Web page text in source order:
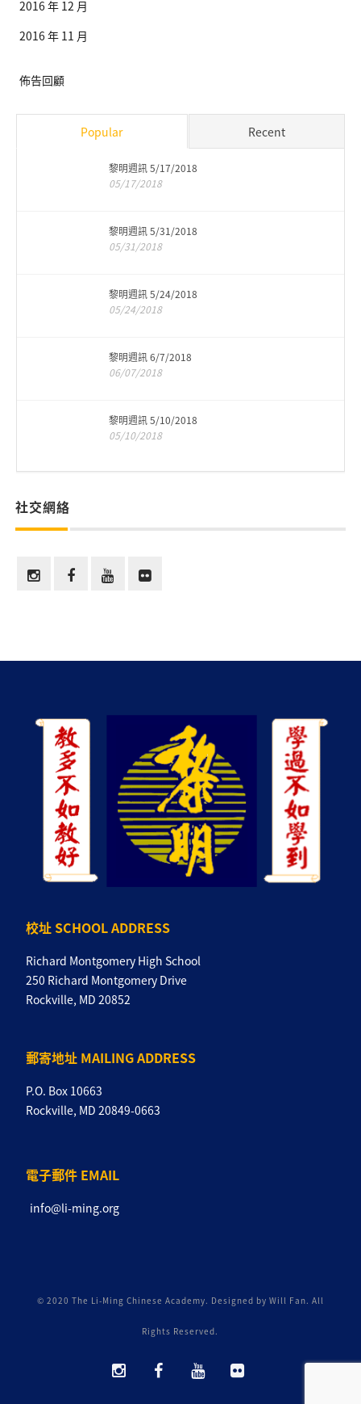
2016 年 12 月
2016 年 11 月
佈告回顧
Popular Recent
黎明週訊 5/17/2018
05/17/2018
黎明週訊 5/31/2018
05/31/2018
黎明週訊 5/24/2018
05/24/2018
黎明週訊 6/7/2018
06/07/2018
黎明週訊 5/10/2018
05/10/2018
社交網絡
校址 SCHOOL ADDRESS
Richard Montgomery High School
250 Richard Montgomery Drive
Rockville, MD 20852
郵寄地址 MAILING ADDRESS
P.O. Box 10663
Rockville, MD 20849-0663
電子郵件 EMAIL
info@li-ming.org
© 2020 The Li-Ming Chinese Academy. Designed by Will Fan. All
Rights Reserved.